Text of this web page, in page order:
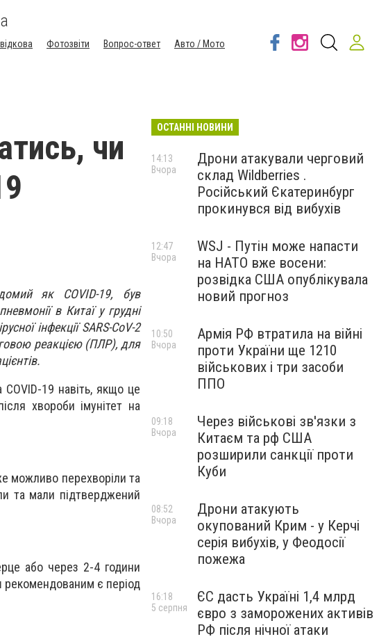
Фотозвіти Вопрос-ответ
Авто / Мото
чи
як COVID-19, був
в Китаї у грудні
інфекції SARS-CoV-2
реакцією (ПЛР), для
19 навіть, якщо це
хвороби імунітет на
можливо перехворіли та
та мали підтверджений
або через 2-4 години
рекомендованим є період
ОСТАННІ НОВИНИ
Дрони атакували черговий
склад Wildberries .
Російський Єкатеринбург
прокинувся від вибухів
14:13
Вчора
WSJ - Путін може напасти
на НАТО вже восени:
розвідка США опублікувала
новий прогноз
12:47
Вчора
Армія РФ втратила на війні
проти України ще 1210
військових і три засоби
ППО
10:50
Вчора
Через військові зв'язки з
Китаєм та рф США
розширили санкції проти
Куби
09:18
Вчора
Дрони атакують
окупований Крим - у Керчі
серія вибухів, у Феодосії
пожежа
08:52
Вчора
ЄС дасть Україні 1,4 млрд
євро з заморожених активів
РФ після нічної атаки
16:18
5 серпня